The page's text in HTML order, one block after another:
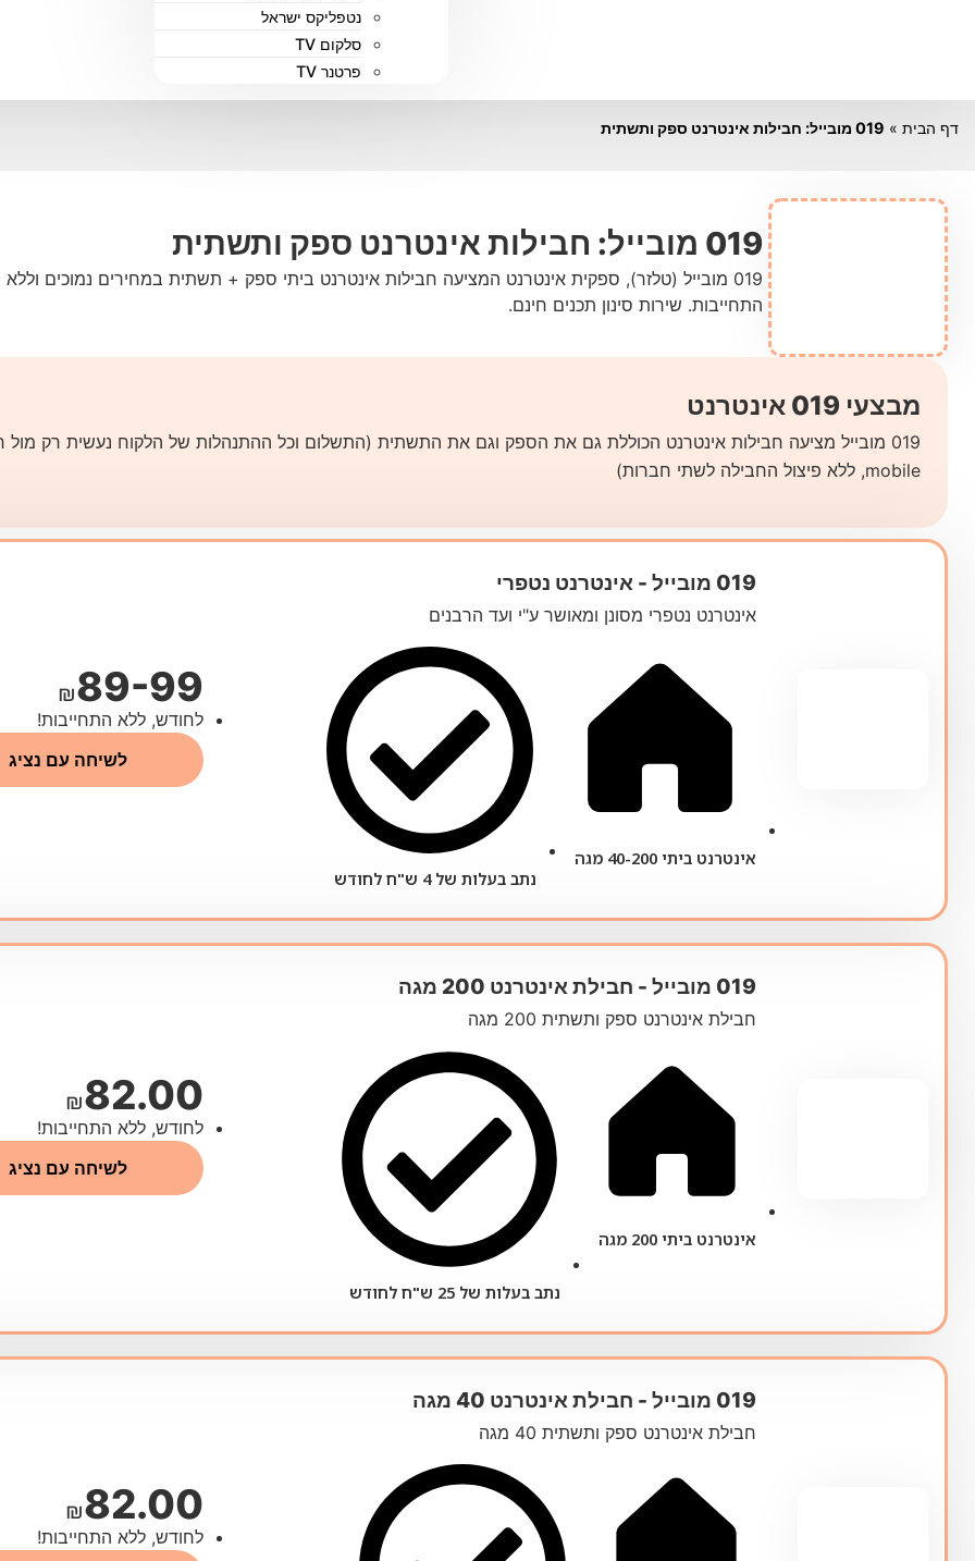
נטפליקס ישראל
סלקום TV
פרטנר TV
דף הבית » 019 מובייל: חבילות אינטרנט ספק ותשתית
019 מובייל: חבילות אינטרנט ספק ותשתית
019 מובייל (טלזר), ספקית אינטרנט המציעה חבילות אינטרנט ביתי ספק + תשתית במחירים נמוכים וללא
התחייבות. שירות סינון תכנים חינם.
מבצעי 019 אינטרנט
mobile, ללא פיצול החבילה לשתי חברות)
019 מובייל ‏- ‏אינטרנט נטפרי
אינטרנט נטפרי מסונן ומאושר ע"י ועד הרבנים
אינטרנט ביתי 40-200 מגה
נתב בעלות של 4 ש"ח לחודש
₪89-99
לחודש, ללא התחייבות!
לשיחה עם נציג
019 מובייל ‏- ‏חבילת אינטרנט 200 מגה
חבילת אינטרנט ספק ותשתית 200 מגה
אינטרנט ביתי 200 מגה
נתב בעלות של 25 ש"ח לחודש
₪82.00
לחודש, ללא התחייבות!
לשיחה עם נציג
019 מובייל ‏- ‏חבילת אינטרנט 40 מגה
חבילת אינטרנט ספק ותשתית 40 מגה
₪82.00
לחודש, ללא התחייבות!